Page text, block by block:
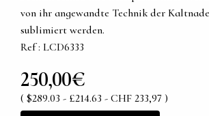
von ihr angewandte Technik der
sublimiert werden.
Ref : LCD6333
250,00€
( $289.03 - £214.63 - CHF 233,97 )